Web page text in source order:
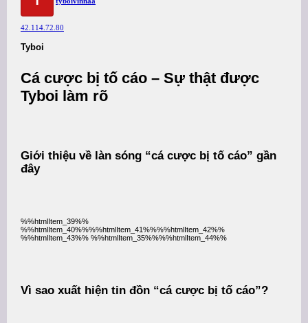
42.114.72.80
Tyboi
Cá cược bị tố cáo – Sự thật được
Tyboi làm rõ
Giới thiệu về làn sóng “cá cược bị tố cáo” gần
đây
%%htmlItem_39%%
%%htmlItem_40%%%%htmlItem_41%%%%htmlItem_42%%
%%htmlItem_43%% %%htmlItem_35%%%%htmlItem_44%%
Vì sao xuất hiện tin đồn “cá cược bị tố cáo”?